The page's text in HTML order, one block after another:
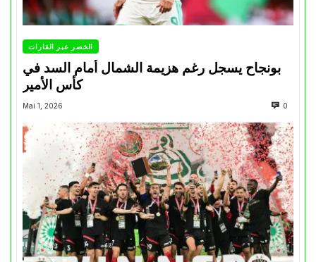
الخضر عبر القارات
بونجاح يسجل رغم هزيمة الشمال أمام السد في
كأس الأمير
Mai 1, 2026 0